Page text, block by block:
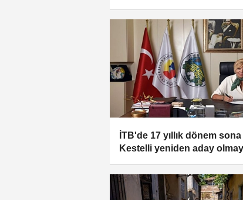
toplam 16 şüphelinin tespit
sürdüğü açıklandı.
İTB'de 17 yıllık dönem
Kestelli yeniden aday